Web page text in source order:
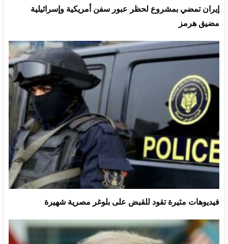
إيران تمضي بمشروع لحظر عبور سفن أمريكية وإسرائيلية
مضيق هرمز
فيديوهات مثيرة تقود للقبض على بلوغر مصرية شهيرة